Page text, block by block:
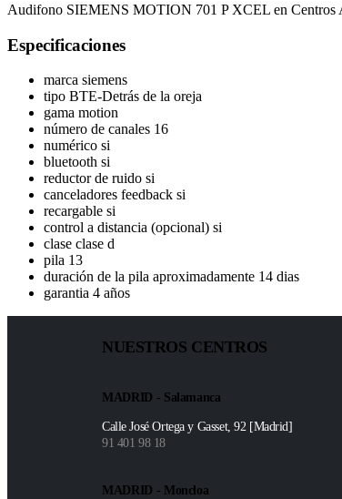
Audifono SIEMENS MOTION 701 P XCEL en Centros
Especificaciones
marca siemens
tipo BTE-Detrás de la oreja
gama motion
número de canales 16
numérico si
bluetooth si
reductor de ruido si
canceladores feedback si
recargable si
control a distancia (opcional) si
clase clase d
pila 13
duración de la pila aproximadamente 14 dias
garantia 4 años
NUESTROS CENTROS
MADRID - Salamanca
Calle José Ortega y Gasset, 92 [Madrid]
91 401 98 18
MADRID - Moncloa